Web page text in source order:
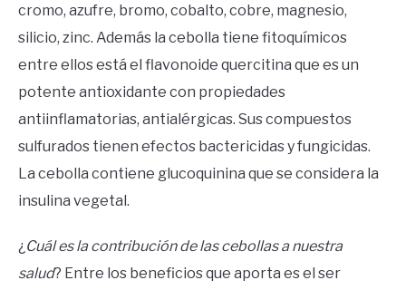
cromo, azufre, bromo, cobalto, cobre, magnesio,
silicio, zinc. Además la cebolla tiene fitoquímicos
entre ellos está el flavonoide quercitina que es un
potente antioxidante con propiedades
antiinflamatorias, antialérgicas. Sus compuestos
sulfurados tienen efectos bactericidas y fungicidas.
La cebolla contiene glucoquinina que se considera la
insulina vegetal.
¿ Cuál es la contribución de las cebollas a nuestra
salud? Entre los beneficios que aporta es el ser